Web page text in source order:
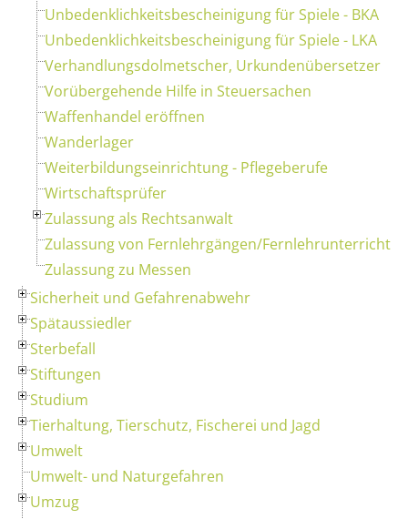
Unbedenklichkeitsbescheinigung für Spiele - BKA
Unbedenklichkeitsbescheinigung für Spiele - LKA
Verhandlungsdolmetscher, Urkundenübersetzer
Vorübergehende Hilfe in Steuersachen
Waffenhandel eröffnen
Wanderlager
Weiterbildungseinrichtung - Pflegeberufe
Wirtschaftsprüfer
Zulassung als Rechtsanwalt
Zulassung von Fernlehrgängen/Fernlehrunterricht
Zulassung zu Messen
Sicherheit und Gefahrenabwehr
Spätaussiedler
Sterbefall
Stiftungen
Studium
Tierhaltung, Tierschutz, Fischerei und Jagd
Umwelt
Umwelt- und Naturgefahren
Umzug